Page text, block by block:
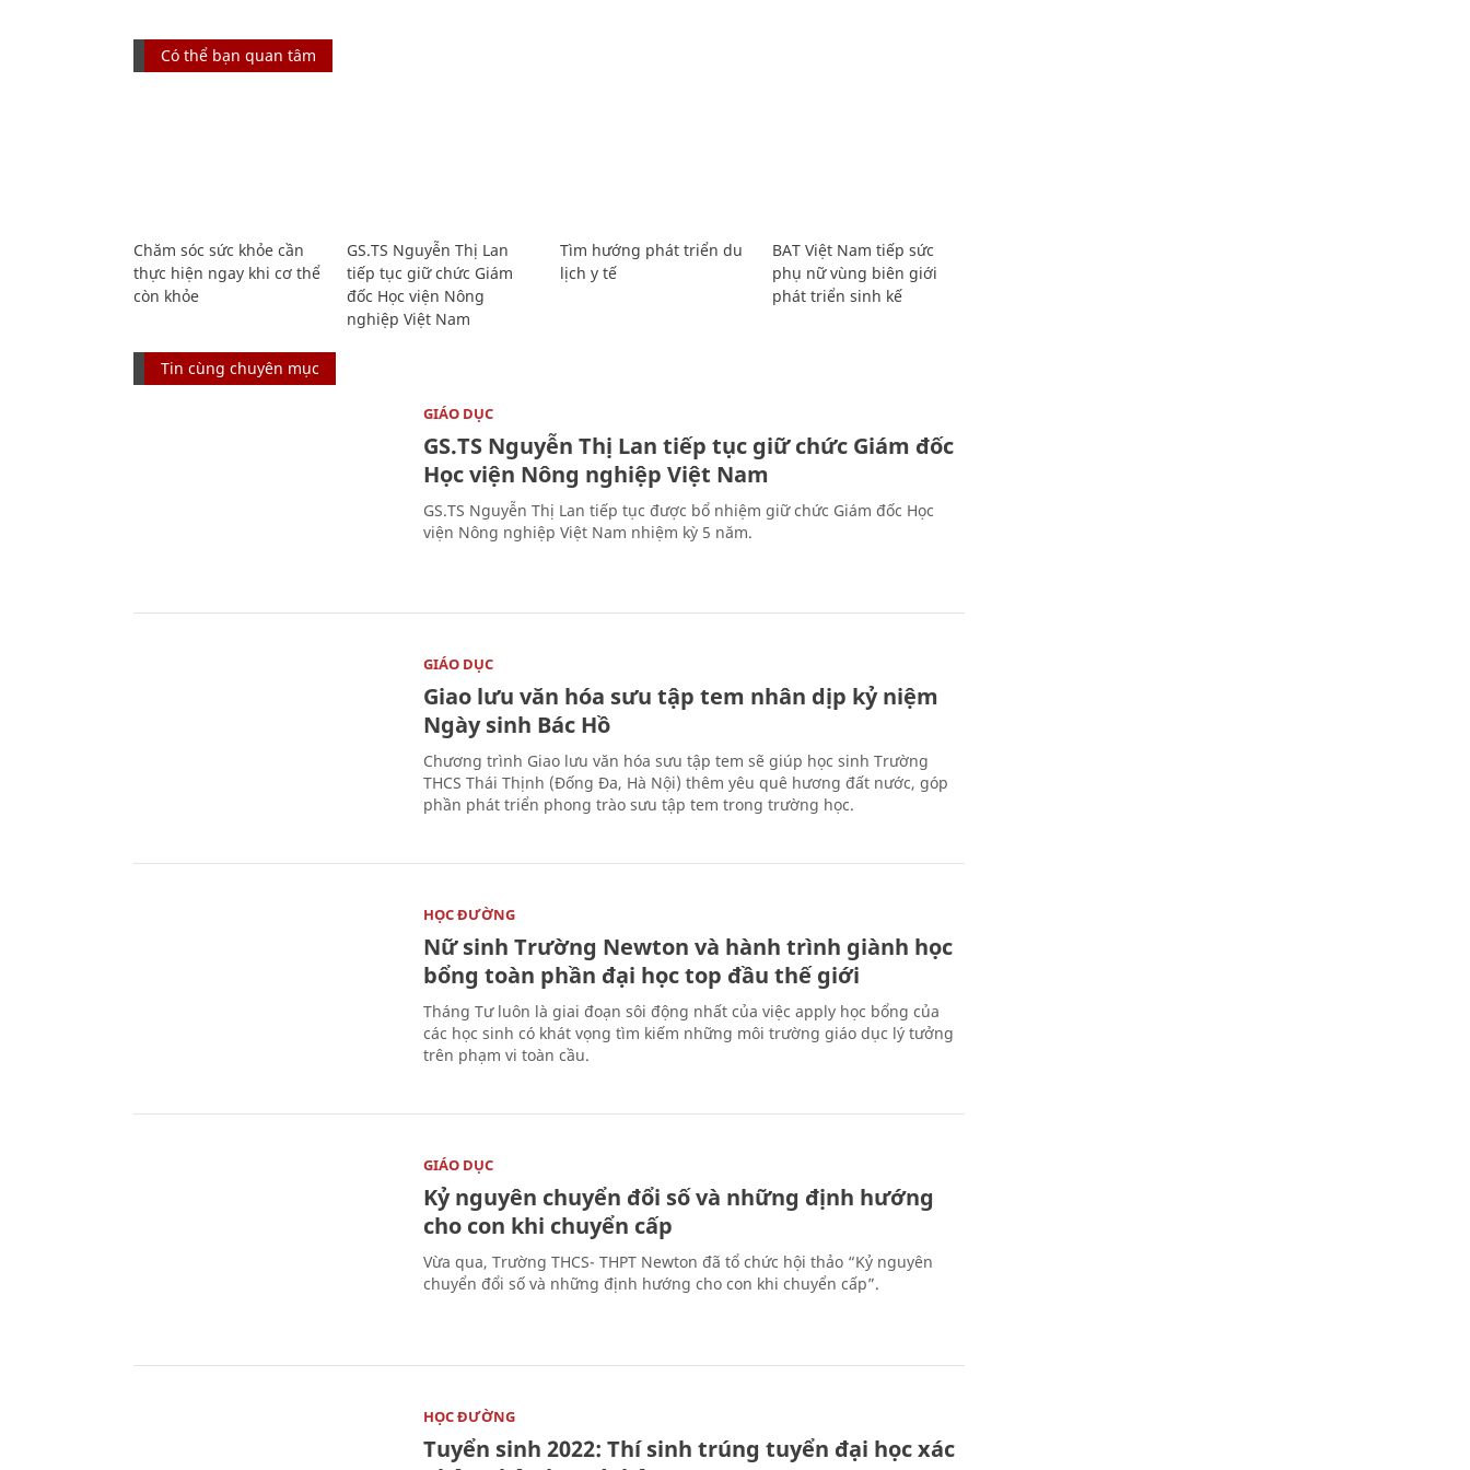
Có thể bạn quan tâm
Chăm sóc sức khỏe cần
thực hiện ngay khi cơ thể
còn khỏe
GS.TS Nguyễn Thị Lan
tiếp tục giữ chức Giám
đốc Học viện Nông
nghiệp Việt Nam
Tìm hướng phát triển du
lịch y tế
BAT Việt Nam tiếp sức
phụ nữ vùng biên giới
phát triển sinh kế
Tin cùng chuyên mục
GIÁO DỤC
GS.TS Nguyễn Thị Lan tiếp tục giữ chức Giám đốc
Học viện Nông nghiệp Việt Nam
GS.TS Nguyễn Thị Lan tiếp tục được bổ nhiệm giữ chức Giám đốc Học
viện Nông nghiệp Việt Nam nhiệm kỳ 5 năm.
GIÁO DỤC
Giao lưu văn hóa sưu tập tem nhân dịp kỷ niệm
Ngày sinh Bác Hồ
Chương trình Giao lưu văn hóa sưu tập tem sẽ giúp học sinh Trường
THCS Thái Thịnh (Đống Đa, Hà Nội) thêm yêu quê hương đất nước, góp
phần phát triển phong trào sưu tập tem trong trường học.
HỌC ĐƯỜNG
Nữ sinh Trường Newton và hành trình giành học
bổng toàn phần đại học top đầu thế giới
Tháng Tư luôn là giai đoạn sôi động nhất của việc apply học bổng của
các học sinh có khát vọng tìm kiếm những môi trường giáo dục lý tưởng
trên phạm vi toàn cầu.
GIÁO DỤC
Kỷ nguyên chuyển đổi số và những định hướng
cho con khi chuyển cấp
Vừa qua, Trường THCS- THPT Newton đã tổ chức hội thảo “Kỷ nguyên
chuyển đổi số và những định hướng cho con khi chuyển cấp”.
HỌC ĐƯỜNG
Tuyển sinh 2022: Thí sinh trúng tuyển đại học xác